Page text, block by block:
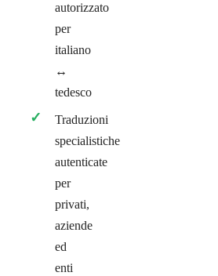
autorizzato
per
italiano
↔
tedesco
Traduzioni
specialistiche
autenticate
per
privati,
aziende
ed
enti